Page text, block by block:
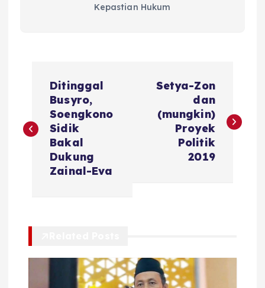
Kepastian Hukum
v
a
s
Ditinggal
Busyro,
Soengkono
Sidik
Bakal
Dukung
Zainal-Eva
Setya-Zon
dan
(mungkin)
Proyek
Politik
2019